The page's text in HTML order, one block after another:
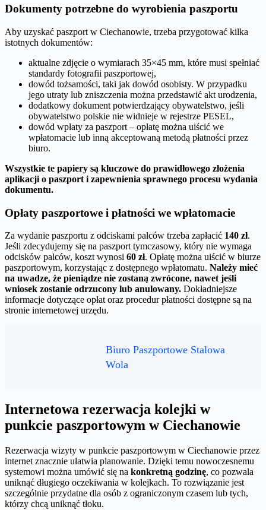
Dokumenty potrzebne do wyrobienia paszportu
Aby uzyskać paszport w Ciechanowie, trzeba przygotować kilka
istotnych dokumentów:
aktualne zdjęcie o wymiarach 35×45 mm, które musi spełniać
standardy fotografii paszportowej,
dowód tożsamości, taki jak dowód osobisty. W przypadku
jego utraty lub zniszczenia można przedstawić akt urodzenia,
dodatkowy dokument potwierdzający obywatelstwo, jeśli
obywatelstwo polskie nie widnieje w rejestrze PESEL,
dowód wpłaty za paszport – opłatę można uiścić we
wpłatomacie lub inną akceptowaną metodą płatności przez
biuro.
Wszystkie te papiery są kluczowe do prawidłowego złożenia
aplikacji o paszport i zapewnienia sprawnego procesu wydania
dokumentu.
Opłaty paszportowe i płatności we wpłatomacie
Za wydanie paszportu z odciskami palców trzeba zapłacić 140 zł.
Jeśli zdecydujemy się na paszport tymczasowy, który nie wymaga
odcisków palców, koszt wynosi 60 zł. Opłatę można uiścić w biurze
paszportowym, korzystając z dostępnego wpłatomatu. Należy mieć
na uwadze, że pieniądze nie zostaną zwrócone, nawet jeśli
wniosek zostanie odrzucony lub anulowany. Dokładniejsze
informacje dotyczące opłat oraz procedur płatności dostępne są na
stronie internetowej urzędu.
Biuro Paszportowe Stalowa
Wola
Internetowa rezerwacja kolejki w
punkcie paszportowym w Ciechanowie
Rezerwacja wizyty w punkcie paszportowym w Ciechanowie przez
internet znacznie ułatwia planowanie. Dzięki temu nowoczesnemu
systemowi można umówić się na konkretną godzinę, co pozwala
uniknąć długiego oczekiwania w kolejkach. To rozwiązanie jest
szczególnie przydatne dla osób z ograniczonym czasem lub tych,
którzy chcą uniknąć tłoku.